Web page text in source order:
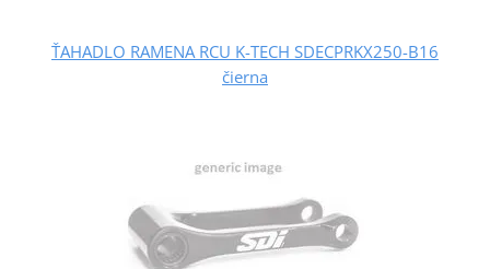
ŤAHADLO RAMENA RCU K-TECH SDECPRKX250-B16
čierna